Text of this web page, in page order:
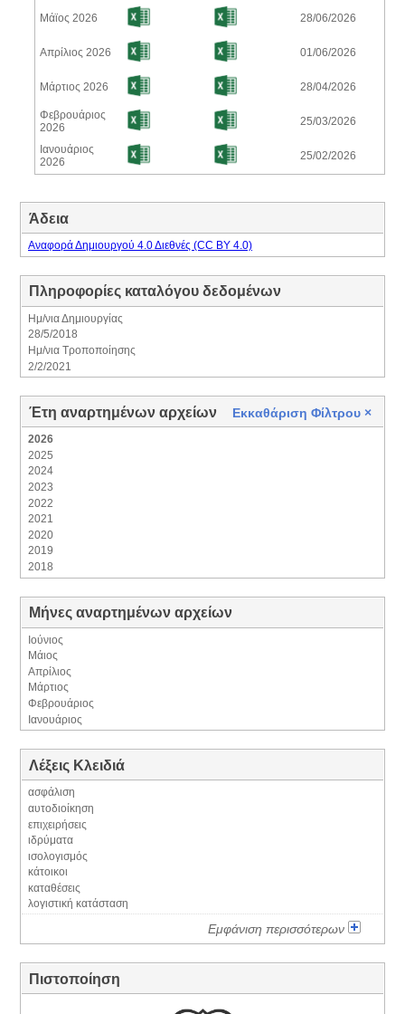
Μάϊος 2026 28/06/2026
Απρίλιος 2026 01/06/2026
Μάρτιος 2026 28/04/2026
Φεβρουάριος
2026
25/03/2026
Ιανουάριος
2026
25/02/2026
Άδεια
Αναφορά Δημιουργού 4.0 Διεθνές (CC BY 4.0)
Πληροφορίες καταλόγου δεδομένων
Ημ/νια Δημιουργίας
28/5/2018
Ημ/νια Τροποποίησης
2/2/2021
Έτη αναρτημένων αρχείων Εκκαθάριση Φίλτρου ×
2026
2025
2024
2023
2022
2021
2020
2019
2018
Μήνες αναρτημένων αρχείων
Ιούνιος
Μάιος
Απρίλιος
Μάρτιος
Φεβρουάριος
Ιανουάριος
Λέξεις Κλειδιά
ασφάλιση
αυτοδιοίκηση
επιχειρήσεις
ιδρύματα
ισολογισμός
κάτοικοι
καταθέσεις
λογιστική κατάσταση
Εμφάνιση περισσότερων
Πιστοποίηση